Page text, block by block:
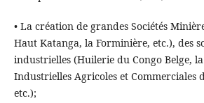
• La création de grandes Sociétés
Haut Katanga, la Forminière, etc.), des
industrielles (Huilerie du Congo Belge,
Industrielles Agricoles et Commerciales
etc.);